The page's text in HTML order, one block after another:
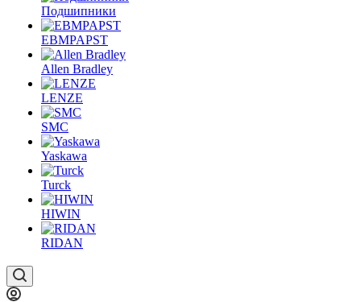
Подшипники
EBMPAPST
Allen Bradley
LENZE
SMC
Yaskawa
Turck
HIWIN
RIDAN